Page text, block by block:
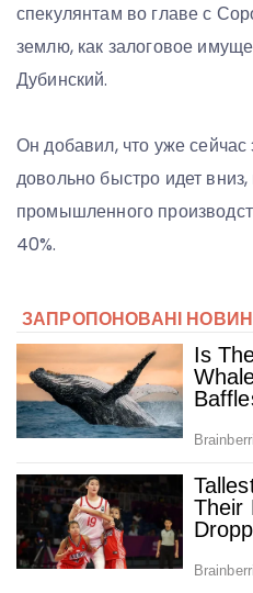
спекулянтам во главе с
землю, как залоговое
Дубинский.
Он добавил, что уже
довольно быстро идет
промышленного
40%.